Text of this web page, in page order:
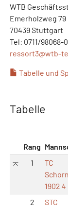
WTB
Emerholzweg 79
70439 Stuttgart
Tel: 0711/98068-0
ressort3@wtb-
Tabelle und
Tabelle
Rang
1
TC
1902 4
2
STC